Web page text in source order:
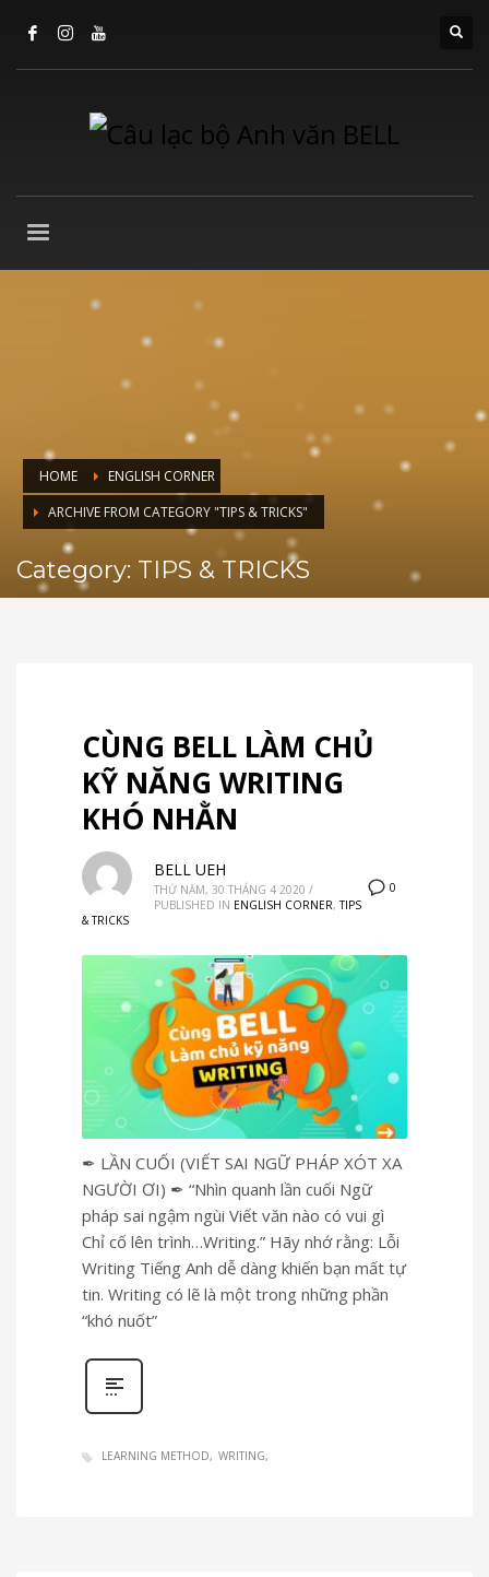
HOME
ENGLISH CORNER
ARCHIVE FROM CATEGORY "TIPS & TRICKS"
Category: TIPS & TRICKS
CÙNG BELL LÀM CHỦ
KỸ NĂNG WRITING
KHÓ NHẰN
0
BELL UEH
THỨ NĂM, 30 THÁNG 4 2020 /
PUBLISHED IN ENGLISH CORNER,TIPS
& TRICKS
✒ LẦN CUỐI (VIẾT SAI NGỮ PHÁP XÓT XA
NGƯỜI ƠI) ✒ “Nhìn quanh lần cuối Ngữ
pháp sai ngậm ngùi Viết văn nào có vui gì
Chỉ cố lên trình…Writing.” Hãy nhớ rằng: Lỗi
Writing Tiếng Anh dễ dàng khiến bạn mất tự
tin. Writing có lẽ là một trong những phần
“khó nuốt”
LEARNING METHOD WRITING